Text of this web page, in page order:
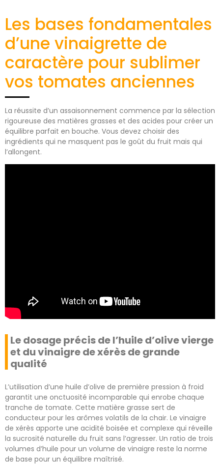
Les bases fondamentales
d’une vinaigrette de
caractère pour sublimer
vos tomates anciennes
La réussite d’un assaisonnement commence par la sélection
rigoureuse des matières grasses et des acides pour créer un
équilibre parfait en bouche. Vous devez choisir des
ingrédients qui ne masquent pas le goût du fruit mais qui
l’allongent.
Le dosage précis de l’huile d’olive vierge
et du vinaigre de xérès de grande
qualité
L’utilisation d’une huile d’olive de première pression à froid
garantit une onctuosité incomparable qui enrobe chaque
tranche de tomate. Cette matière grasse sert de
conducteur pour les arômes volatils de la chair. Le vinaigre
de xérès apporte une acidité boisée et complexe qui réveille
la sucrosité naturelle du fruit sans l’agresser. Un ratio de trois
volumes d’huile pour un volume de vinaigre reste la norme
de base pour un équilibre maîtrisé.